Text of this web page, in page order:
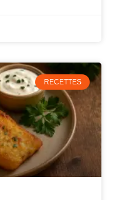
RECETTES